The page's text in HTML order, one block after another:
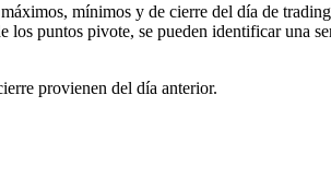
mínimos y de cierre del día de
puntos pivote, se pueden identificar una
provienen del día anterior.